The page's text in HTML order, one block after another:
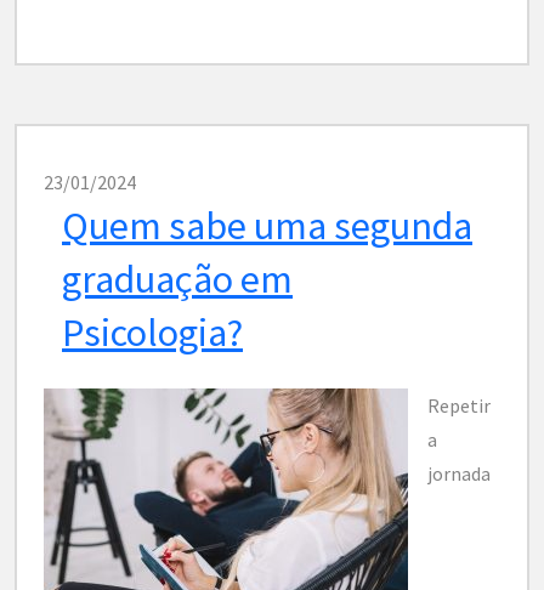
23/01/2024
Quem sabe uma segunda
graduação em
Psicologia?
Repetir
a
jornada